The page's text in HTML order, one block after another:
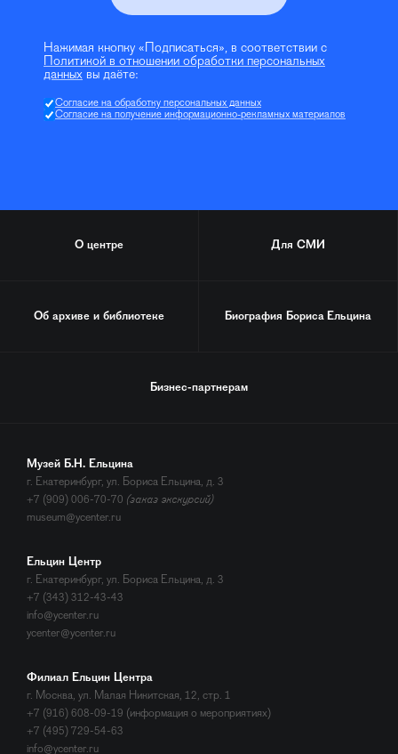
Нажимая кнопку «Подписаться», в соответствии с
Политикой в отношении обработки персональных
данных вы даёте:
Согласие на обработку персональных данных
Согласие на получение информационно-рекламных материалов
О центре Для СМИ
Об архиве и библиотеке Биография Бориса Ельцина
Бизнес-партнерам
Музей Б.Н. Ельцина
г. Екатеринбург, ул. Бориса Ельцина, д. 3
+7 (909) 006-70-70 (заказ экскурсий)
museum@ycenter.ru
Ельцин Центр
г. Екатеринбург, ул. Бориса Ельцина, д. 3
+7 (343) 312-43-43
info@ycenter.ru
ycenter@ycenter.ru
Филиал Ельцин Центра
г. Москва, ул. Малая Никитская, 12, стр. 1
+7 (916) 608-09-19 (информация о мероприятиях)
+7 (495) 729-54-63
info@ycenter.ru